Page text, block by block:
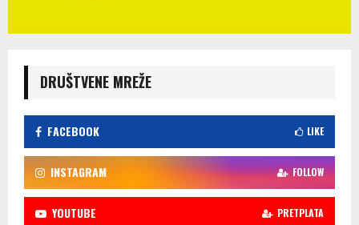
DRUŠTVENE MREŽE
FACEBOOK LIKE
INSTAGRAM FOLLOW
YOUTUBE PRETPLATA